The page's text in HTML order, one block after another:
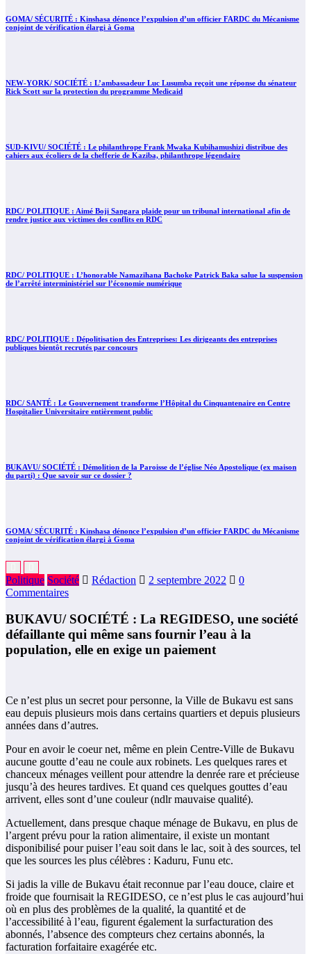
GOMA/ SÉCURITÉ : Kinshasa dénonce l’expulsion d’un officier FARDC du Mécanisme
conjoint de vérification élargi à Goma
NEW-YORK/ SOCIÉTÉ : L’ambassadeur Luc Lusumba reçoit une réponse du sénateur
Rick Scott sur la protection du programme Medicaid
SUD-KIVU/ SOCIÉTÉ : Le philanthrope Frank Mwaka Kubihamushizi distribue des
cahiers aux écoliers de la chefferie de Kaziba, philanthrope légendaire
RDC/ POLITIQUE : Aimé Boji Sangara plaide pour un tribunal international afin de
rendre justice aux victimes des conflits en RDC
RDC/ POLITIQUE : L’honorable Namazihana Bachoke Patrick Baka salue la suspension
de l’arrêté interministériel sur l’économie numérique
RDC/ POLITIQUE : Dépolitisation des Entreprises: Les dirigeants des entreprises
publiques bientôt recrutés par concours
RDC/ SANTÉ : Le Gouvernement transforme l’Hôpital du Cinquantenaire en Centre
Hospitalier Universitaire entièrement public
BUKAVU/ SOCIÉTÉ : Démolition de la Paroisse de l’église Néo Apostolique (ex maison
du parti) : Que savoir sur ce dossier ?
GOMA/ SÉCURITÉ : Kinshasa dénonce l’expulsion d’un officier FARDC du Mécanisme
conjoint de vérification élargi à Goma
Politique Société Rédaction 2 septembre 2022
0
Commentaires
BUKAVU/ SOCIÉTÉ : La REGIDESO, une société
défaillante qui même sans fournir l’eau à la
population, elle en exige un paiement
Ce n’est plus un secret pour personne, la Ville de Bukavu est sans
eau depuis plusieurs mois dans certains quartiers et depuis plusieurs
années dans d’autres.
Pour en avoir le coeur net, même en plein Centre-Ville de Bukavu
aucune goutte d’eau ne coule aux robinets. Les quelques rares et
chanceux ménages veillent pour attendre la denrée rare et précieuse
jusqu’à des heures tardives. Et quand ces quelques gouttes d’eau
arrivent, elles sont d’une couleur (ndlr mauvaise qualité).
Actuellement, dans presque chaque ménage de Bukavu, en plus de
l’argent prévu pour la ration alimentaire, il existe un montant
disponibilisé pour puiser l’eau soit dans le lac, soit à des sources, tel
que les sources les plus célèbres : Kaduru, Funu etc.
Si jadis la ville de Bukavu était reconnue par l’eau douce, claire et
froide que fournisait la REGIDESO, ce n’est plus le cas aujourd’hui
où en plus des problèmes de la qualité, la quantité et de
l’accessibilité à l’eau, figurent également la surfacturation des
abonnés, l’absence des compteurs chez certains abonnés, la
facturation forfaitaire exagérée etc.